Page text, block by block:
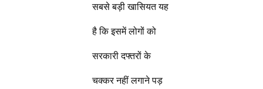
सबसे बड़ी खासियत यह
है कि इसमें लोगों को
सरकारी दफ्तरों के
चक्कर नहीं लगाने पड़